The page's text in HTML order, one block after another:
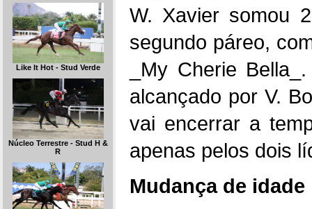
Like It Hot - Stud Verde
Núcleo Terrestre - Stud H &
R
W. Xavier somou
segundo páreo,
_My Cherie
alcançado por V.
vai encerrar a
apenas pelos dois
Mudança de idade